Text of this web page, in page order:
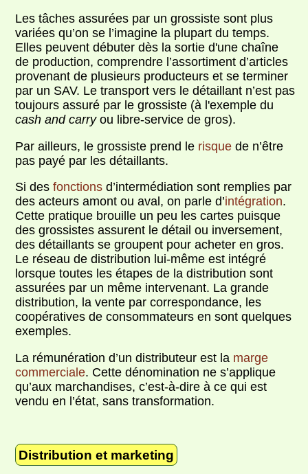
Les tâches assurées par un grossiste sont plus
variées qu’on se l’imagine la plupart du temps.
Elles peuvent débuter dès la sortie d'une chaîne
de production, comprendre l’assortiment d’articles
provenant de plusieurs producteurs et se terminer
par un SAV. Le transport vers le détaillant n’est pas
toujours assuré par le grossiste (à l'exemple du
cash and carryou libre-service de gros).
Par ailleurs, le grossiste prend le risque de n’être
pas payé par les détaillants.
Si desfonctions d’intermédiation sont remplies par
des acteurs amont ou aval, on parle d’intégration.
Cette pratique brouille un peu les cartes puisque
des grossistes assurent le détail ou inversement,
des détaillants se groupent pour acheter en gros.
Le réseau de distribution lui-même est intégré
lorsque toutes les étapes de la distribution sont
assurées par un même intervenant. La grande
distribution, la vente par correspondance, les
coopératives de consommateurs en sont quelques
exemples.
La rémunération d’un distributeur est la marge
commerciale. Cette dénomination ne s’applique
qu’aux marchandises, c’est-à-dire à ce qui est
vendu en l’état, sans transformation.
Distribution et marketing